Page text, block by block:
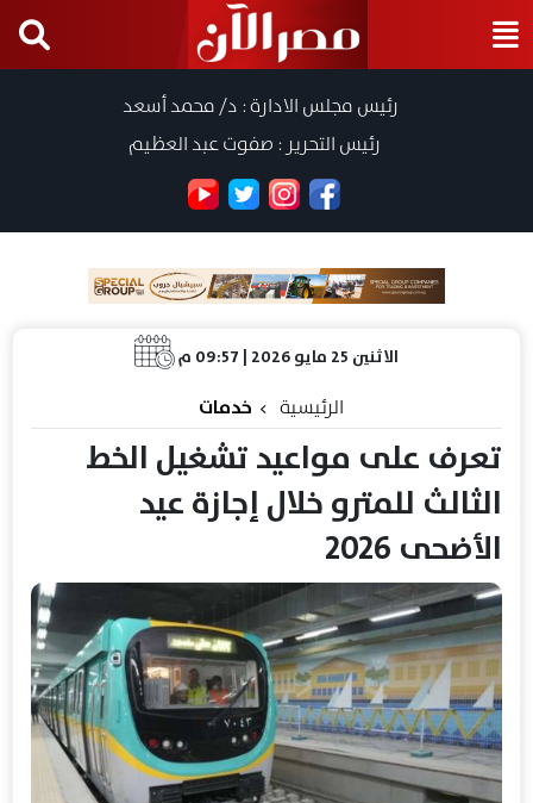
رئيس مجلس الادارة : د/ محمد أسعد
رئيس التحرير : صفوت عبد العظيم
الاثنين 25 مايو 2026 | 09:57 م
الرئيسية خدمات
تعرف على مواعيد تشغيل الخط
الثالث للمترو خلال إجازة عيد
الأضحى 2026